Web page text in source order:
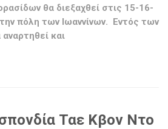
θα διεξαχθεί στις 15-16-
πόλη των Ιωαννίνων. Εντός των
και
Ταε Κβον Ντο